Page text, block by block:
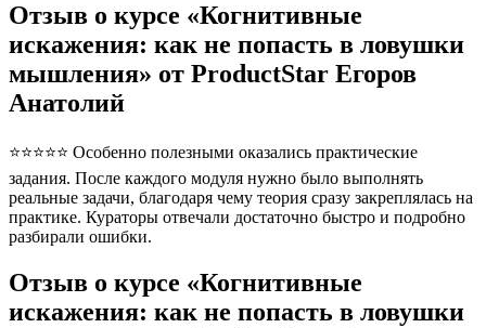
Отзыв о курсе «Когнитивные
искажения: как не попасть в ловушки
мышления» от ProductStar Егоров
Анатолий
⭐⭐⭐⭐⭐ Особенно полезными оказались практические
задания. После каждого модуля нужно было выполнять
реальные задачи, благодаря чему теория сразу закреплялась на
практике. Кураторы отвечали достаточно быстро и подробно
разбирали ошибки.
Отзыв о курсе «Когнитивные
искажения: как не попасть в ловушки